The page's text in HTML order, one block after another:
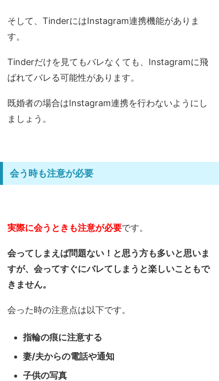
そして、TinderにはInstagram連携機能がありま
す。
Tinderだけを見てもバレなくても、Instagramに飛
ばれてバレる可能性があります。
既婚者の場合はInstagram連携を行わないようにし
ましょう。
会う時も注意が必要
実際に会うときも注意が必要です。
会ってしまえば問題ない！と思う方も多いと思いま
すが、会ってすぐにバレてしまうと楽しいこともで
きません。
会った時の注意点は以下です。
指輪の痕に注意する
妻/夫からの電話や通知
子供の写真